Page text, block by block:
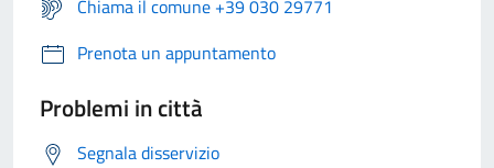
Chiama il comune +39 030 29771
Prenota un appuntamento
Problemi in città
Segnala disservizio